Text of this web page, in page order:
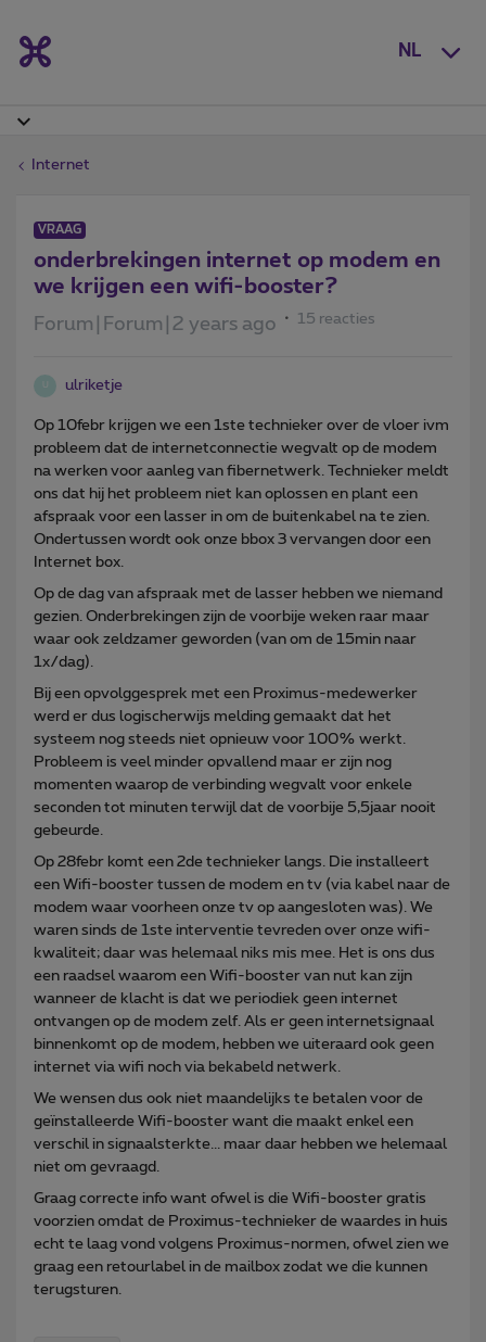
NL
Internet
VRAAG
onderbrekingen internet op modem en
we krijgen een wifi-booster?
Forum|Forum|2 years ago 15 reacties
ulriketje
Op 10febr krijgen we een 1ste technieker over de vloer ivm
probleem dat de internetconnectie wegvalt op de modem
na werken voor aanleg van fibernetwerk. Technieker meldt
ons dat hij het probleem niet kan oplossen en plant een
afspraak voor een lasser in om de buitenkabel na te zien.
Ondertussen wordt ook onze bbox 3 vervangen door een
Internet box.
Op de dag van afspraak met de lasser hebben we niemand
gezien. Onderbrekingen zijn de voorbije weken raar maar
waar ook zeldzamer geworden (van om de 15min naar
1x/dag).
Bij een opvolggesprek met een Proximus-medewerker
werd er dus logischerwijs melding gemaakt dat het
systeem nog steeds niet opnieuw voor 100% werkt.
Probleem is veel minder opvallend maar er zijn nog
momenten waarop de verbinding wegvalt voor enkele
seconden tot minuten terwijl dat de voorbije 5,5jaar nooit
gebeurde.
Op 28febr komt een 2de technieker langs. Die installeert
een Wifi-booster tussen de modem en tv (via kabel naar de
modem waar voorheen onze tv op aangesloten was). We
waren sinds de 1ste interventie tevreden over onze wifi-
kwaliteit; daar was helemaal niks mis mee. Het is ons dus
een raadsel waarom een Wifi-booster van nut kan zijn
wanneer de klacht is dat we periodiek geen internet
ontvangen op de modem zelf. Als er geen internetsignaal
binnenkomt op de modem, hebben we uiteraard ook geen
internet via wifi noch via bekabeld netwerk.
We wensen dus ook niet maandelijks te betalen voor de
geïnstalleerde Wifi-booster want die maakt enkel een
verschil in signaalsterkte... maar daar hebben we helemaal
niet om gevraagd.
Graag correcte info want ofwel is die Wifi-booster gratis
voorzien omdat de Proximus-technieker de waardes in huis
echt te laag vond volgens Proximus-normen, ofwel zien we
graag een retourlabel in de mailbox zodat we die kunnen
terugsturen.